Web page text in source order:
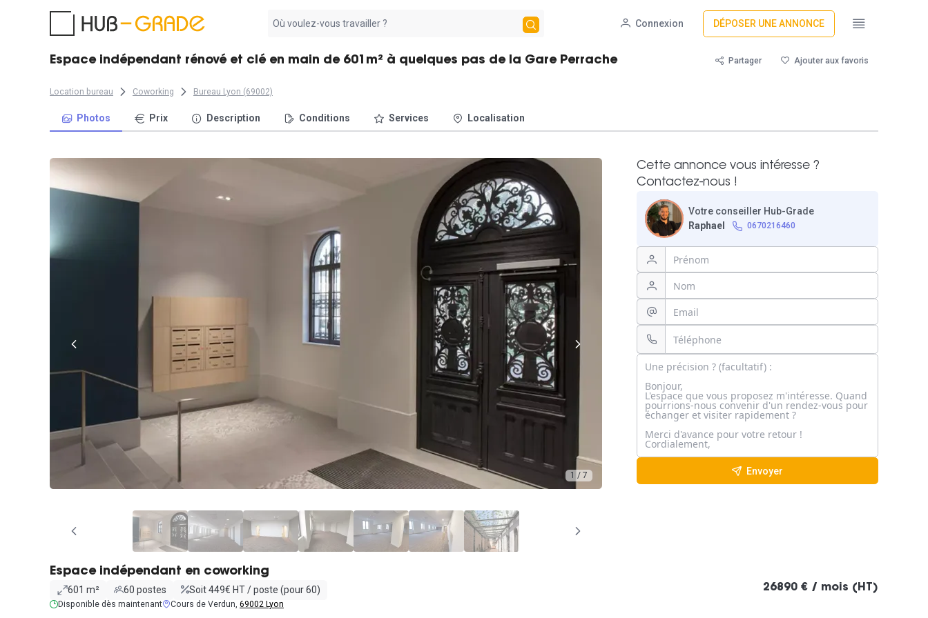
résultat
Connexion DÉPOSER UNE ANNONCE
Espace indépendant rénové et clé en main de 601m² à quelques pas de la Gare Perrache Partager Ajouter aux favoris
Location bureau Coworking Bureau Lyon (69002)
Photos Prix Description Conditions Services Localisation
1 / 7
Cette annonce vous intéresse ?
Contactez-nous !
Votre conseiller Hub-Grade
Raphael
0670216460
Envoyer
Espace indépendant en coworking
601 m² 60 postes Soit 449€ HT / poste (pour 60)
Disponible dès maintenant Cours de Verdun, 69002 Lyon
26890 € / mois (HT)